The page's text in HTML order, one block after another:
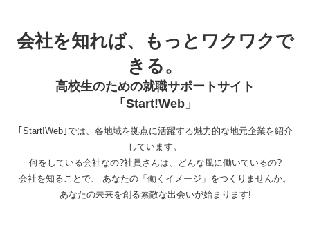
会社を知れば、もっとワクワクで
きる。
高校生のための就職サポートサイト
「Start!Web」
｢Start!Web｣では、各地域を拠点に活躍する魅力的な地元企業を紹介
しています。
何をしている会社なの?社員さんは、どんな風に働いているの?
会社を知ることで、 あなたの「働くイメージ」をつくりませんか。
あなたの未来を創る素敵な出会いが始まります!